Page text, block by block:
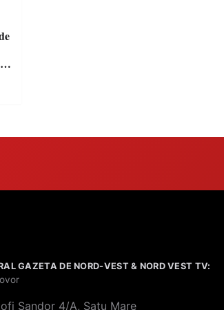
GAZETA DE NORD-VEST & NORD VEST TV:
Sandor 4/A, Satu Mare